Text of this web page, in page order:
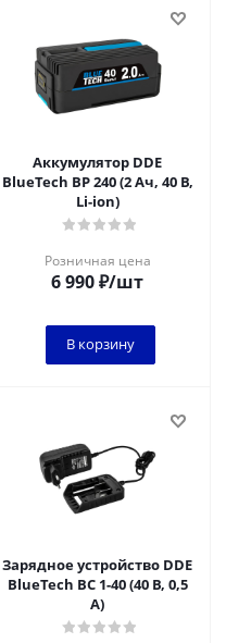
Аккумулятор DDE
BlueTech BP 240 (2 Ач, 40 В,
Li-ion)
Розничная цена
6 990₽/шт
В корзину
Зарядное устройство DDE
BlueTech BC 1-40 (40 В, 0,5
А)